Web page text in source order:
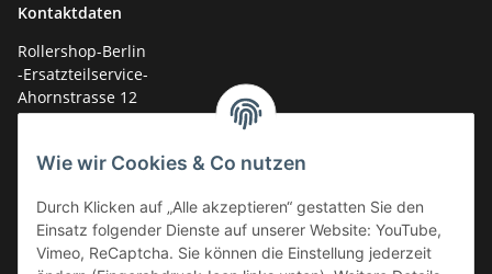
Wie wir Cookies & Co nutzen
Durch Klicken auf „Alle akzeptieren“ gestatten Sie den
Einsatz folgender Dienste auf unserer Website: YouTube,
Vimeo, ReCaptcha. Sie können die Einstellung jederzeit
Kontaktdaten
Rollershop-Berlin
-Ersatzteilservice-
Ahornstrasse 12
14959 Trebbin
Tel.: +49 (0)33731-289 975 (10-17 Uhr)